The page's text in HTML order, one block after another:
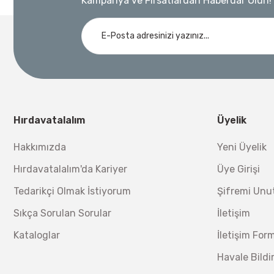
Ücretsiz Nakliye
3.000,00 TL
Demiriz Kaynak
Demiriz DCP-3 Bakır Boru Kaynak Makinesi 3 kVA
Nora
Hırdavatalalım
Hakkımızda
Hırdavatalalım'da Kariyer
Tedarikçi Olmak İstiyorum
Sıkça Sorulan Sorular
Kataloglar
Üyelik
Yeni Üyelik
Üye Girişi
Şifremi
İletişim
İletişim
Havale